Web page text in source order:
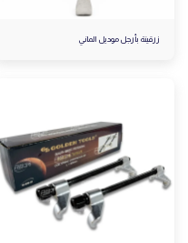
زرقينة بأرجل موديل الماني